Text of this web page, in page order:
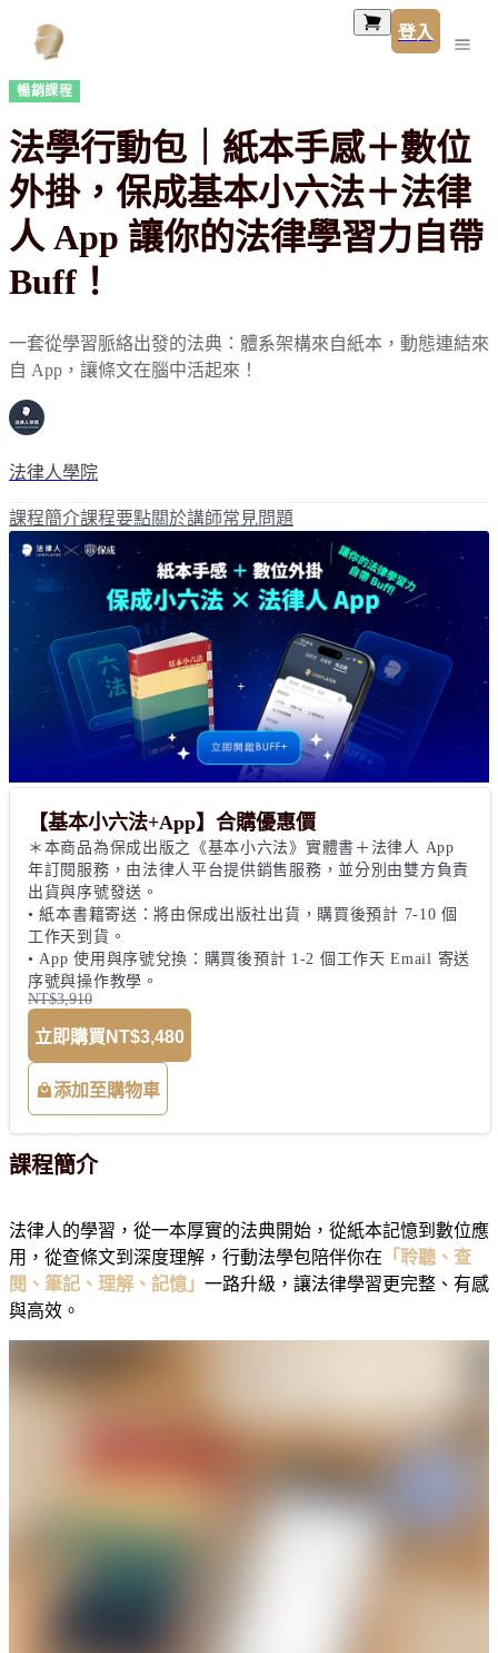
登入
暢銷課程
法學行動包｜紙本手感＋數位
外掛，保成基本小六法＋法律
人 App 讓你的法律學習力自帶
Buff！
一套從學習脈絡出發的法典：體系架構來自紙本，動態連結來
自 App，讓條文在腦中活起來！
法律人學院
課程簡介課程要點關於講師常見問題
【基本小六法+App】合購優惠價
＊本商品為保成出版之《基本小六法》實體書＋法律人 App
年訂閱服務，由法律人平台提供銷售服務，並分別由雙方負責
出貨與序號發送。
• 紙本書籍寄送：將由保成出版社出貨，購買後預計 7-10 個
工作天到貨。
• App 使用與序號兌換：購買後預計 1-2 個工作天 Email 寄送
序號與操作教學。
NT$3,910
立即購買 NT$3,480
添加至購物車
課程簡介
法律人的學習，從一本厚實的法典開始，從紙本記憶到數位應
用，從查條文到深度理解，行動法學包陪伴你在 「聆聽、查
閱、筆記、理解、記憶」 一路升級，讓法律學習更完整、有感
與高效。